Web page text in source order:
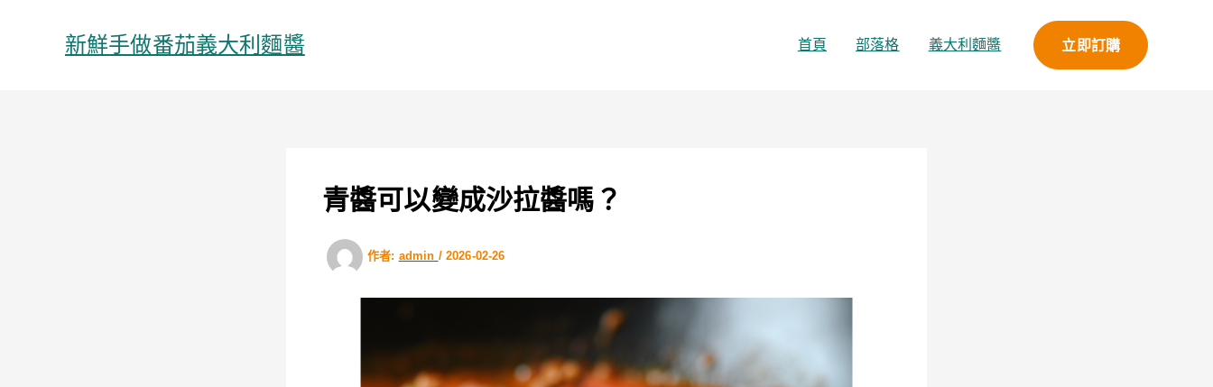
新鮮手做番茄義大利麵醬 首頁 部落格 義大利麵醬 立即訂購
青醬可以變成沙拉醬嗎？
作者: admin / 2026-02-26